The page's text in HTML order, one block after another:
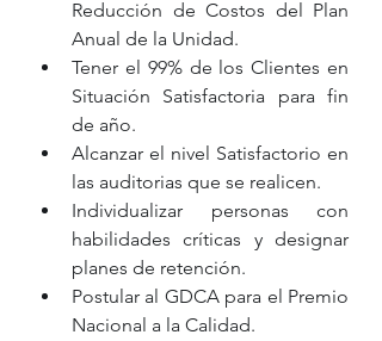
Reducción de Costos del Plan
Anual de la Unidad.
Tener el 99% de los Clientes en
Situación Satisfactoria para fin
de año.
Alcanzar el nivel Satisfactorio en
las auditorias que se realicen.
Individualizar personas con
habilidades críticas y designar
planes de retención.
Postular al GDCA para el Premio
Nacional a la Calidad.